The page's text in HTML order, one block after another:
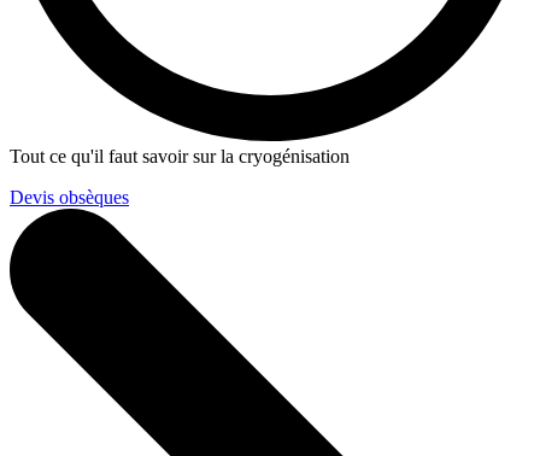
Tout ce qu'il faut savoir sur la cryogénisation
Devis obsèques